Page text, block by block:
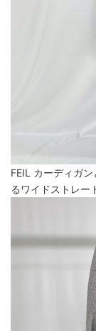
FEIL カーディガ
るワイドストレー